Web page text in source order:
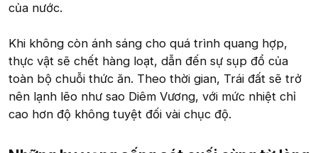
của nước.
Khi không còn ánh sáng cho quá trình quang hợp,
thực vật sẽ chết hàng loạt, dẫn đến sự sụp đổ của
toàn bộ chuỗi thức ăn. Theo thời gian, Trái đất sẽ trở
nên lạnh lẽo như sao Diêm Vương, với mức nhiệt chỉ
cao hơn độ không tuyệt đối vài chục độ.